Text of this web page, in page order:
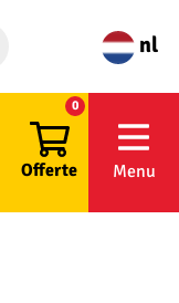
nl
Offerte
0
Menu